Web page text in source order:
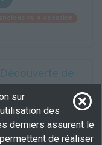
de
d’emploi
sur
des
derniers assurent le
de réaliser